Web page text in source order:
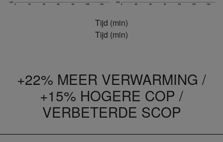
Tijd (min)
Tijd (min)
+22% MEER VERWARMING /
+15% HOGERE COP /
VERBETERDE SCOP